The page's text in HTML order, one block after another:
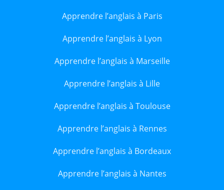
Apprendre l’anglais à Paris
Apprendre l’anglais à Lyon
Apprendre l’anglais à Marseille
Apprendre l’anglais à Lille
Apprendre l’anglais à Toulouse
Apprendre l’anglais à Rennes
Apprendre l’anglais à Bordeaux
Apprendre l’anglais à Nantes